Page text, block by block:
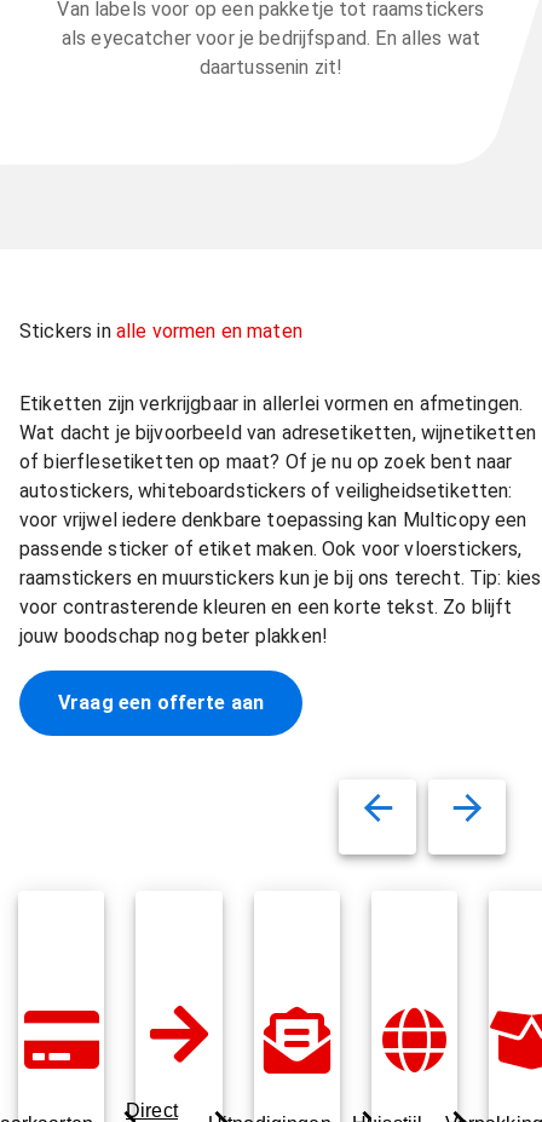
Van labels voor op een pakketje tot raamstickers
als eyecatcher voor je bedrijfspand. En alles wat
daartussenin zit!
Stickers in alle vormen en maten
Etiketten zijn verkrijgbaar in allerlei vormen en afmetingen.
Wat dacht je bijvoorbeeld van adresetiketten, wijnetiketten
of bierflesetiketten op maat? Of je nu op zoek bent naar
autostickers, whiteboardstickers of veiligheidsetiketten:
voor vrijwel iedere denkbare toepassing kan Multicopy een
passende sticker of etiket maken. Ook voor vloerstickers,
raamstickers en muurstickers kun je bij ons terecht. Tip: kies
voor contrasterende kleuren en een korte tekst. Zo blijft
jouw boodschap nog beter plakken!
Vraag een offerte aan
Direct